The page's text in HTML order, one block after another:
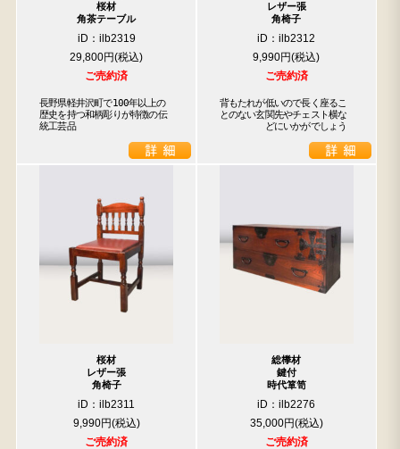
桜材
角茶テーブル
iD：ilb2319
29,800円
ご売約済
長野県軽井沢町で100年以上の
歴史を持つ和柄彫りが特徴の伝
統工芸品
レザー張
角椅子
iD：ilb2312
9,990円
ご売約済
背もたれが低いので長く座るこ
とのない玄関先やチェスト横な
どにいかがでしょう
桜材
レザー張
角椅子
iD：ilb2311
9,990円
ご売約済
総﨔材
鍵付
時代箪笥
iD：ilb2276
35,000円
ご売約済